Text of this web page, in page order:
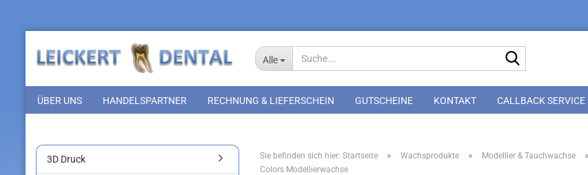
Alle
ÜBER UNS HANDELSPARTNER RECHNUNG & LIEFERSCHEIN GUTSCHEINE KONTAKT CALLBACK SERVICE
Sie befinden sich hier: Startseite » Wachsprodukte » Modellier & Tauchwachse »
Colors Modellierwachse
3D Druck